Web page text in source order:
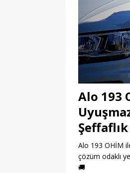
Alo 193
Şeffaflık
Alo 193 OHİM
çözüm odaklı
🚚